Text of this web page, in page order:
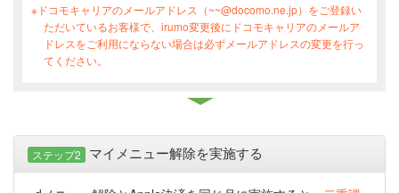
※ドコモキャリアのメールアドレス（~~@docomo.ne.jp）をご登録い
ただいているお客様で、irumo変更後にドコモキャリアのメールア
ドレスをご利用にならない場合は必ずメールアドレスの変更を行っ
てください。
ステップ2 マイメニュー解除を実施する